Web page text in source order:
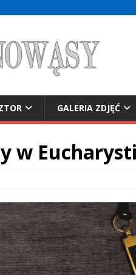
GALERIA ZDJĘĆ
w